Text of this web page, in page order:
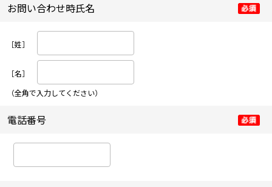
お問い合わせ時氏名
［姓］
［名］
（全角で入力してください）
電話番号